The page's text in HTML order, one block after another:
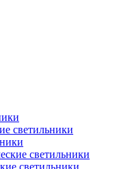
светильники
светильники
светильники